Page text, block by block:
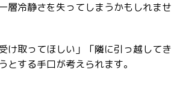
層冷静さを失ってしまうかもしれませ
け取ってほしい」「隣に引っ越してき
する手口が考えられます。